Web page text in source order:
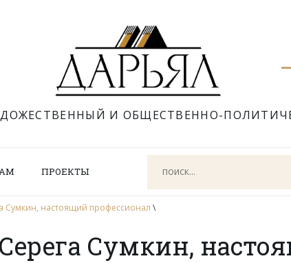
И ОБЩЕСТВЕННО-
ПРОЕКТЫ
Сумкин, настоящий профессионал \
Сумкин,